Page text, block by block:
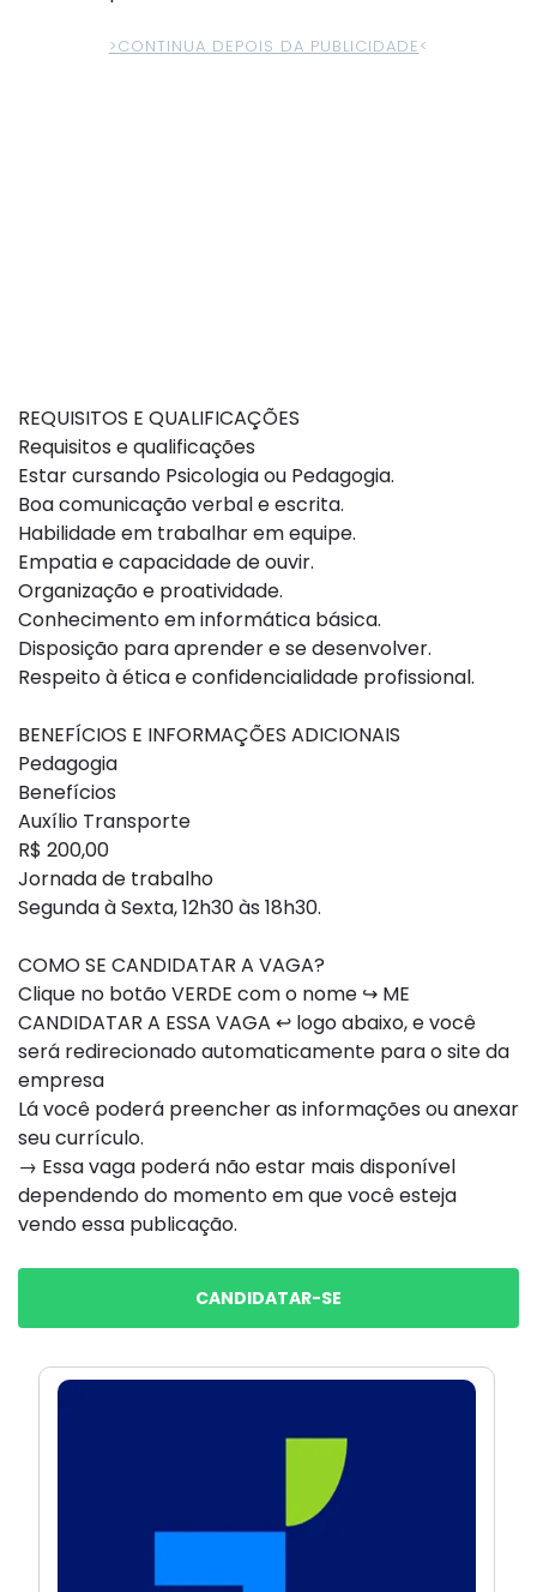
>CONTINUA DEPOIS DA PUBLICIDADE<
REQUISITOS E QUALIFICAÇÕES
Requisitos e qualificações
Estar cursando Psicologia ou Pedagogia.
Boa comunicação verbal e escrita.
Habilidade em trabalhar em equipe.
Empatia e capacidade de ouvir.
Organização e proatividade.
Conhecimento em informática básica.
Disposição para aprender e se desenvolver.
Respeito à ética e confidencialidade profissional.
BENEFÍCIOS E INFORMAÇÕES ADICIONAIS
Pedagogia
Benefícios
Auxílio Transporte
R$ 200,00
Jornada de trabalho
Segunda à Sexta, 12h30 às 18h30.
COMO SE CANDIDATAR A VAGA?
Clique no botão VERDE com o nome ↪ ME
CANDIDATAR A ESSA VAGA ↩ logo abaixo, e você
será redirecionado automaticamente para o site da
empresa
Lá você poderá preencher as informações ou anexar
seu currículo.
→ Essa vaga poderá não estar mais disponível
dependendo do momento em que você esteja
vendo essa publicação.
CANDIDATAR-SE